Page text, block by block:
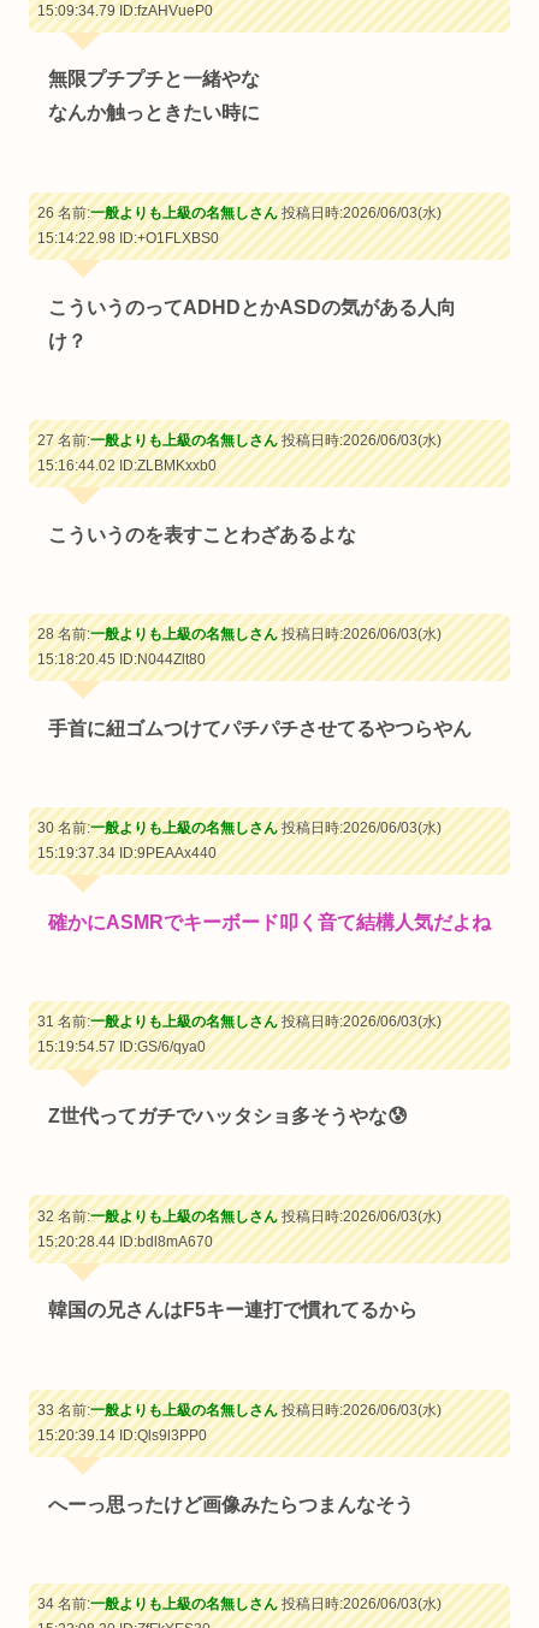
15:09:34.79ID:fzAHVueP0
無限プチプチと一緒やな
なんか触っときたい時に
26 名前:一般よりも上級の名無しさん投稿日時:2026/06/03(水)
15:14:22.98ID:+O1FLXBS0
こういうのってADHDとかASDの気がある人向
け？
27 名前:一般よりも上級の名無しさん投稿日時:2026/06/03(水)
15:16:44.02ID:ZLBMKxxb0
こういうのを表すことわざあるよな
28 名前:一般よりも上級の名無しさん投稿日時:2026/06/03(水)
15:18:20.45ID:N044Zlt80
手首に紐ゴムつけてパチパチさせてるやつらやん
30 名前:一般よりも上級の名無しさん投稿日時:2026/06/03(水)
15:19:37.34ID:9PEAAx440
確かにASMRでキーボード叩く音て結構人気だよね
31 名前:一般よりも上級の名無しさん投稿日時:2026/06/03(水)
15:19:54.57ID:GS/6/qya0
Z世代ってガチでハッタショ多そうやな😰
32 名前:一般よりも上級の名無しさん投稿日時:2026/06/03(水)
15:20:28.44ID:bdl8mA670
韓国の兄さんはF5キー連打で慣れてるから
33 名前:一般よりも上級の名無しさん投稿日時:2026/06/03(水)
15:20:39.14ID:Qls9l3PP0
へーっ思ったけど画像みたらつまんなそう
34 名前:一般よりも上級の名無しさん投稿日時:2026/06/03(水)